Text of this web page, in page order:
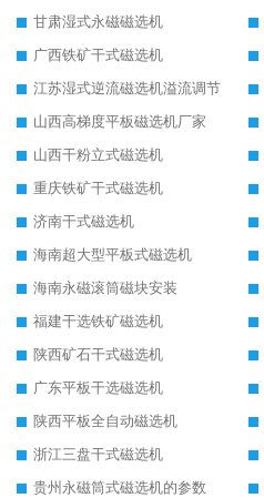
甘肃湿式永磁磁选机
广西铁矿干式磁选机
江苏湿式逆流磁选机溢流调节
山西高梯度平板磁选机厂家
山西干粉立式磁选机
重庆铁矿干式磁选机
济南干式磁选机
海南超大型平板式磁选机
海南永磁滚筒磁块安装
福建干选铁矿磁选机
陕西矿石干式磁选机
广东平板干选磁选机
陕西平板全自动磁选机
浙江三盘干式磁选机
贵州永磁筒式磁选机的参数